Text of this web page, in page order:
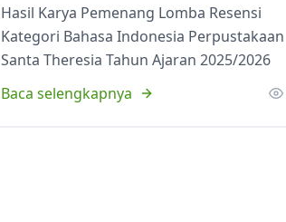
Hasil Karya Pemenang Lomba Resensi
Kategori Bahasa Indonesia Perpustakaan
Santa Theresia Tahun Ajaran 2025/2026
Baca selengkapnya